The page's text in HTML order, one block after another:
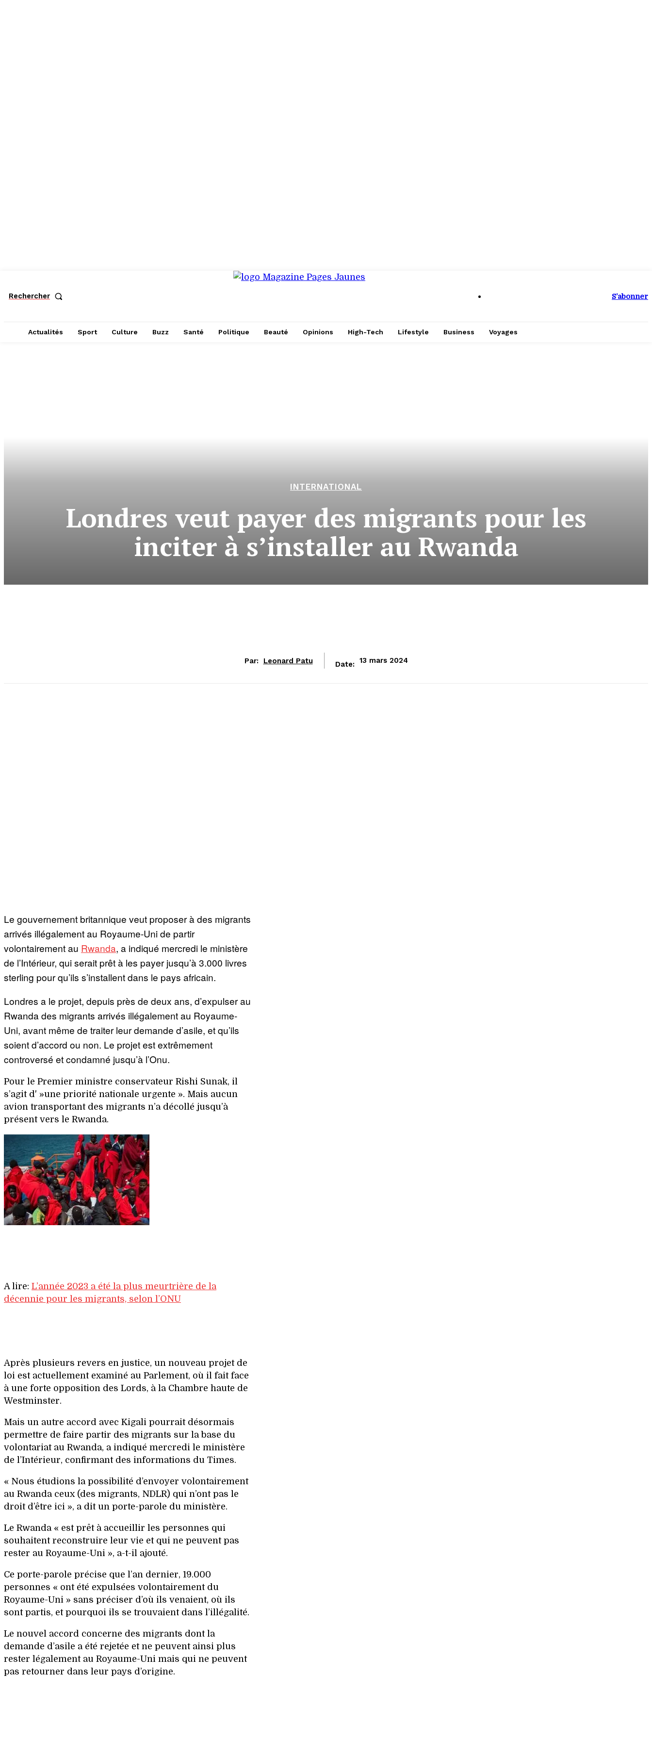
Rechercher S’abonner
Actualités Sport Culture Buzz Santé Politique Beauté Opinions High-Tech Lifestyle Business Voyages
INTERNATIONAL
Londres veut payer des migrants pour les
inciter à s’installer au Rwanda
Par: Leonard Patu Date: 13 mars 2024
Le gouvernement britannique veut proposer à des migrants
arrivés illégalement au Royaume-Uni de partir
volontairement au Rwanda, a indiqué mercredi le ministère
de l’Intérieur, qui serait prêt à les payer jusqu’à 3.000 livres
sterling pour qu’ils s’installent dans le pays africain.
Londres a le projet, depuis près de deux ans, d’expulser au
Rwanda des migrants arrivés illégalement au Royaume-
Uni, avant même de traiter leur demande d’asile, et qu’ils
soient d’accord ou non. Le projet est extrêmement
controversé et condamné jusqu’à l’Onu.
Pour le Premier ministre conservateur Rishi Sunak, il
s’agit d' »une priorité nationale urgente ». Mais aucun
avion transportant des migrants n’a décollé jusqu’à
présent vers le Rwanda.
A lire: L’année 2023 a été la plus meurtrière de la
décennie pour les migrants, selon l’ONU
Après plusieurs revers en justice, un nouveau projet de
loi est actuellement examiné au Parlement, où il fait face
à une forte opposition des Lords, à la Chambre haute de
Westminster.
Mais un autre accord avec Kigali pourrait désormais
permettre de faire partir des migrants sur la base du
volontariat au Rwanda, a indiqué mercredi le ministère
de l’Intérieur, confirmant des informations du Times.
« Nous étudions la possibilité d’envoyer volontairement
au Rwanda ceux (des migrants, NDLR) qui n’ont pas le
droit d’être ici », a dit un porte-parole du ministère.
Le Rwanda « est prêt à accueillir les personnes qui
souhaitent reconstruire leur vie et qui ne peuvent pas
rester au Royaume-Uni », a-t-il ajouté.
Ce porte-parole précise que l’an dernier, 19.000
personnes « ont été expulsées volontairement du
Royaume-Uni » sans préciser d’où ils venaient, où ils
sont partis, et pourquoi ils se trouvaient dans l’illégalité.
Le nouvel accord concerne des migrants dont la
demande d’asile a été rejetée et ne peuvent ainsi plus
rester légalement au Royaume-Uni mais qui ne peuvent
pas retourner dans leur pays d’origine.